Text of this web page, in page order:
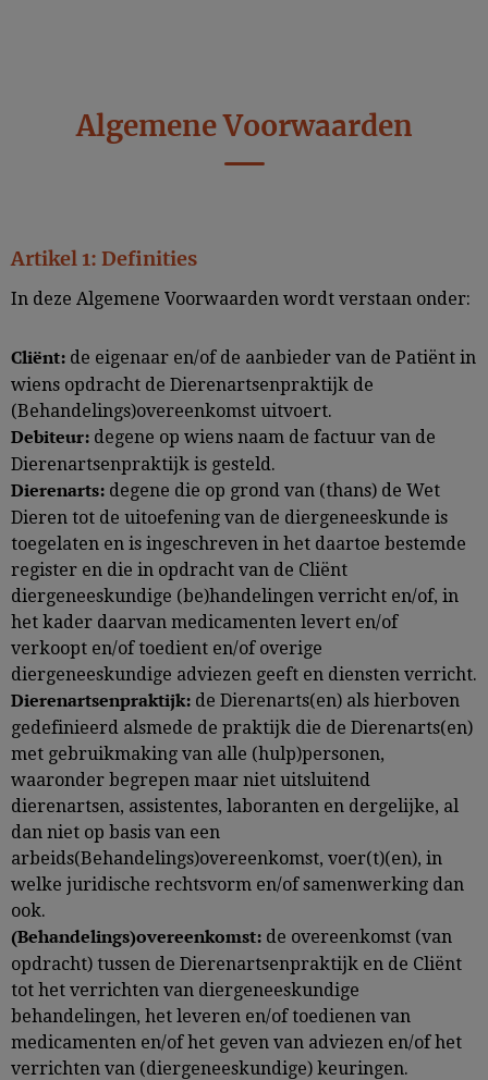
Algemene Voorwaarden
Artikel 1: Definities
In deze Algemene Voorwaarden wordt verstaan onder:
Cliënt: de eigenaar en/of de aanbieder van de Patiënt in
wiens opdracht de Dierenartsenpraktijk de
(Behandelings)overeenkomst uitvoert.
Debiteur: degene op wiens naam de factuur van de
Dierenartsenpraktijk is gesteld.
Dierenarts: degene die op grond van (thans) de Wet
Dieren tot de uitoefening van de diergeneeskunde is
toegelaten en is ingeschreven in het daartoe bestemde
register en die in opdracht van de Cliënt
diergeneeskundige (be)handelingen verricht en/of, in
het kader daarvan medicamenten levert en/of
verkoopt en/of toedient en/of overige
diergeneeskundige adviezen geeft en diensten verricht.
Dierenartsenpraktijk: de Dierenarts(en) als hierboven
gedefinieerd alsmede de praktijk die de Dierenarts(en)
met gebruikmaking van alle (hulp)personen,
waaronder begrepen maar niet uitsluitend
dierenartsen, assistentes, laboranten en dergelijke, al
dan niet op basis van een
arbeids(Behandelings)overeenkomst, voer(t)(en), in
welke juridische rechtsvorm en/of samenwerking dan
ook.
(Behandelings)overeenkomst: de overeenkomst (van
opdracht) tussen de Dierenartsenpraktijk en de Cliënt
tot het verrichten van diergeneeskundige
behandelingen, het leveren en/of toedienen van
medicamenten en/of het geven van adviezen en/of het
verrichten van (diergeneeskundige) keuringen.